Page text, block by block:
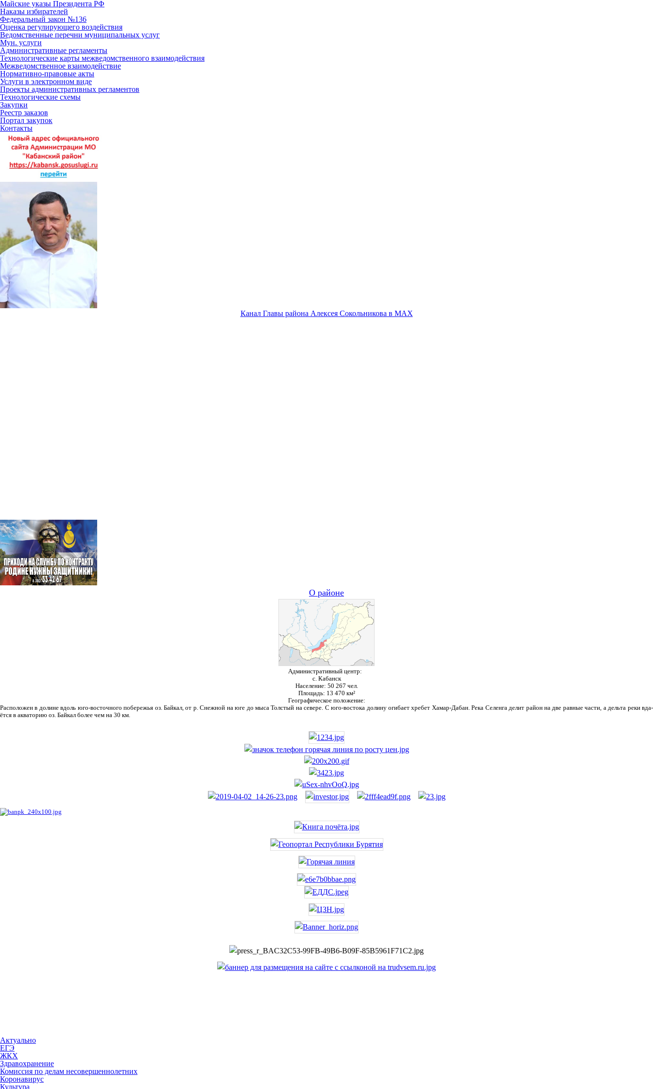
Майские указы Президента РФ
Наказы избирателей
Федеральный закон №136
Оценка регулирующего воздействия
Ведомственные перечни муниципальных услуг
Мун. услуги
Административные регламенты
Технологические карты межведомственного взаимодействия
Межведомственное взаимодействие
Нормативно-правовые акты
Услуги в электронном виде
Проекты административных регламентов
Технологические схемы
Закупки
Реестр заказов
Портал закупок
Контакты
Канал Главы района Алексея Сокольникова в MAX
О районе
Административный центр:
с. Кабанск
Население: 50 267 чел.
Площадь: 13 470 км²
Географическое положение:
Рас­положен в долине вдоль юго-восточного побережья оз. Байкал, от р. Снежной на юге до мыса Толстый на севере. С юго-востока долину огибает хребет Хамар-Дабан. Река Селенга делит район на две равные части, а дельта реки вда­
ётся в акваторию оз. Байкал более чем на 30 км.
Актуально
ЕГЭ
ЖКХ
Здравохранение
Комиссия по делам несовершеннолетних
Коронавирус
Культура